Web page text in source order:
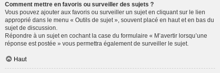
Comment mettre en favoris ou surveiller des sujets ?
Vous pouvez ajouter aux favoris ou surveiller un sujet en cliquant sur le lien
approprié dans le menu « Outils de sujet », souvent placé en haut et en bas du
sujet de discussion.
Répondre à un sujet en cochant la case du formulaire « M’avertir lorsqu’une
réponse est postée » vous permettra également de surveiller le sujet.
Haut